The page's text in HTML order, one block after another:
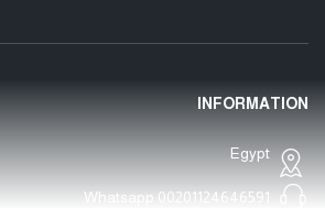
INFORMATION
Egypt
00201124646591
Whatsapp